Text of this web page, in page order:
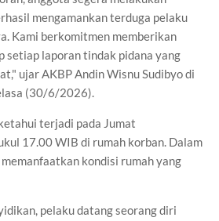
mengamankan terduga pelaku
Kami berkomitmen memberikan
setiap laporan tindak pidana yang
ujar AKBP Andin Wisnu Sudibyo di
(30/6/2026).
terjadi pada Jumat
17.00 WIB di rumah korban. Dalam
kondisi rumah yang
pelaku datang seorang diri